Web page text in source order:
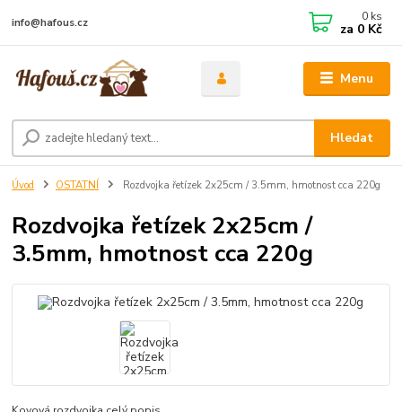
Menu
Hledat
info@hafous.cz 0 ks
za 0 Kč
Úvod OSTATNÍ Rozdvojka řetízek 2x25cm / 3.5mm, hmotnost cca 220g
Rozdvojka řetízek 2x25cm /
3.5mm, hmotnost cca 220g